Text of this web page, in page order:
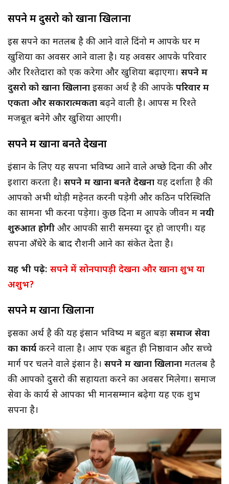
सपने में दुसरो को खाना खिलाना
इस सपने का मतलब है की आने वाले दिंनो में आपके घर में
खुशियों का अवसर आने वाला है। यह अवसर आपके परिवार
और रिश्तेदारों को एक करेगा और खुशिया बढ़ाएगा। सपने में
दुसरो को खाना खिलाना इसका अर्थ है की आपके परिवार में
एकता और सकारात्मकता बढ़ने वाली है। आपस में रिश्ते
मजबूत बनेगे और खुशिया आएगी।
सपने में खाना बनते देखना
इंसान के लिए यह सपना भविष्य आने वाले अच्छे दिनों की और
इशारा करता है। सपने में खाना बनते देखना यह दर्शाता है की
आपको अभी थोड़ी महेनत करनी पड़ेगी और कठिन परिस्थिति
का सामना भी करना पड़ेगा। कुछ दिनों में आपके जीवन में नयी
शुरुआत होगी और आपकी सारी समस्या दूर हो जाएगी। यह
सपना अँधेरे के बाद रौशनी आने का संकेत देता है।
यह भी पढ़े: सपने में सोनपापड़ी देखना और खाना शुभ या
अशुभ?
सपने में खाना खिलाना
इसका अर्थ है की यह इंसान भविष्य में बहुत बड़ा समाज सेवा
का कार्य करने वाला है। आप एक बहुत ही निष्ठावान और सच्चे
मार्ग पर चलने वाले इंसान है। सपने में खाना खिलाना मतलब है
की आपको दुसरो की सहायता करने का अवसर मिलेगा। समाज
सेवा के कार्य से आपका भी मानसम्मान बढ़ेगा यह एक शुभ
सपना है।